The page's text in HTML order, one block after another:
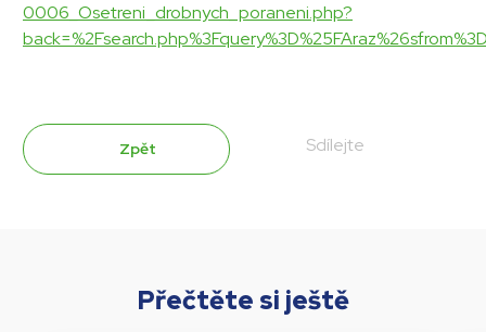
0006_Osetreni_drobnych_poraneni.php?
Zpět Sdílejte
Přečtěte si ještě